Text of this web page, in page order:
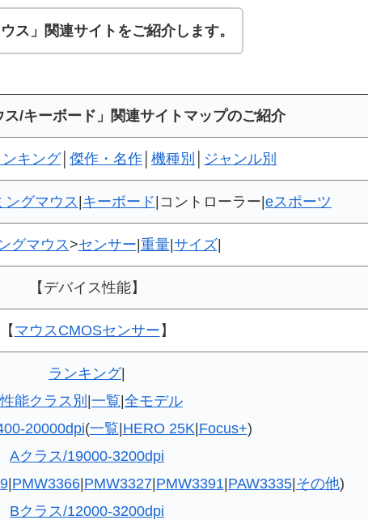
ス」関連サイトをご紹介します。
ス/キーボード」関連サイトマップのご紹介
ンキング│ 傑作・名作 機種別 ジャンル別
ングマウス |キーボード|コントローラー|eスポーツ
グマウス >センサー|重量|サイズ|
【デバイス性能】
【 マウスCMOSセンサー 】
ランキング|
性能クラス別 |一覧|全モデル
20000dpi(一覧|HERO 25K|Focus+)
Aクラス/19000-3200dpi
|PMW3366|PMW3327|PMW3391|PAW3335|その他)
Bクラス/12000-3200dpi